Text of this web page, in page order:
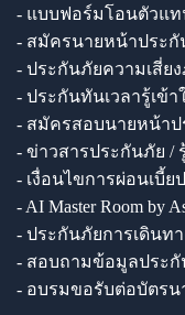
- แบบฟอร์มโอนตัวแท
- สมัครนายหน้าประกั
- ประกันภัยความเสี่ย
- ประกันทันเวลารู้เข้
- สมัครสอบนายหน้า
- ข่าวสารประกันภัย /
- เงื่อนไขการผ่อนเบี้ย
- AI Master Room by
- ประกันภัยการเดินท
- สอบถามข้อมูลประกั
- อบรมขอรับต่อบัตร